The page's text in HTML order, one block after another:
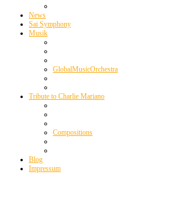
News
Sai Symphony
Musik
GlobalMusicOrchestra
Tribute to Charlie Mariano
Compositions
Blog
Impressum